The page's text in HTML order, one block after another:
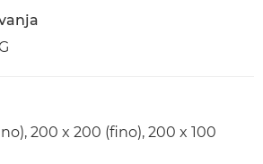
200 x 200 (fino), 200 x 100